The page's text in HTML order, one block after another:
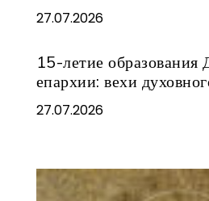
27.07.2026
15-летие
епархии: вехи
27.07.2026